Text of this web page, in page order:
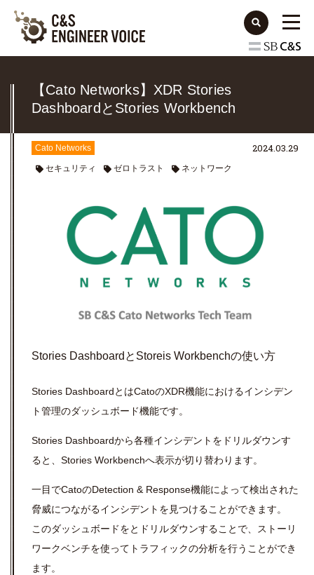
【Cato Networks】XDR Stories
DashboardとStories Workbench
Cato Networks
セキュリティ ゼロトラスト ネットワーク
2024.03.29
Stories DashboardとStoreis Workbenchの使い方
Stories DashboardとはCatoのXDR機能におけるインシデン
ト管理のダッシュボード機能です。
Stories Dashboardから各種インシデントをドリルダウンす
ると、Stories Workbenchへ表示が切り替わります。
一目でCatoのDetection & Response機能によって検出された
脅威につながるインシデントを見つけることができます。
このダッシュボードをとドリルダウンすることで、ストーリ
ワークベンチを使ってトラフィックの分析を行うことができ
ます。